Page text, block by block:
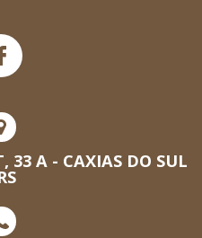
33 A - CAXIAS DO SUL